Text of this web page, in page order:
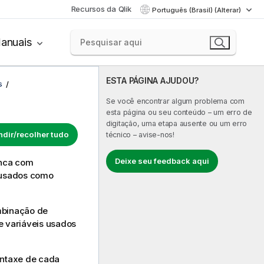
Recursos da Qlik Português (Brasil) (Alterar)
ESTA PÁGINA AJUDOU?
Se você encontrar algum problema com
esta página ou seu conteúdo – um erro de
digitação, uma etapa ausente ou um erro
técnico – avise-nos!
Deixe seu feedback aqui
recolher tudo
com
como
de
variáveis usados
de cada